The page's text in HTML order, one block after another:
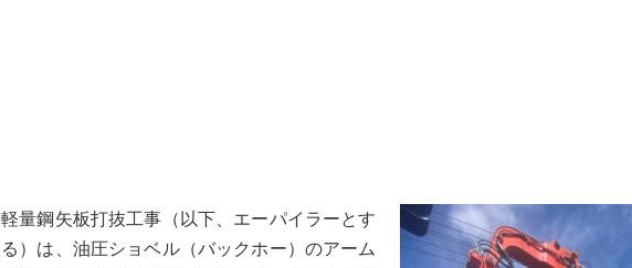
軽量鋼矢板打抜工事（以下、エーパイラーとす
る）は、油圧ショベル（バックホー）のアーム